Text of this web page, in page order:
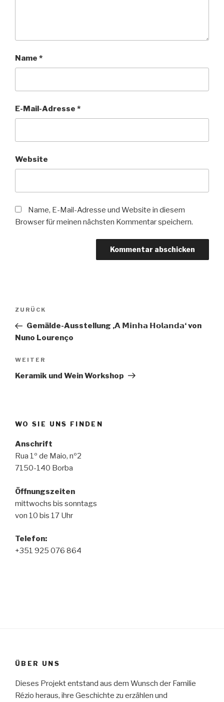
Name *
E-Mail-Adresse *
Website
Name, E-Mail-Adresse und Website in diesem
Browser für meinen nächsten Kommentar speichern.
Beitragsnavigation
Vorheriger
Beitrag
ZURÜCK
Gemälde-Ausstellung ‚𝗔 𝗠𝗶𝗻𝗵𝗮 𝗛𝗼𝗹𝗮𝗻𝗱𝗮‘ von
Nuno Lourenço
Nächster
Beitrag
WEITER
Keramik und Wein Workshop
WO SIE UNS FINDEN
Anschrift
Rua 1º de Maio, nº2
7150-140 Borba
Öffnungszeiten
mittwochs bis sonntags
von 10 bis 17 Uhr
Telefon:
+351 925 076 864
ÜBER UNS
Dieses Projekt entstand aus dem Wunsch der Familie
Rézio heraus, ihre Geschichte zu erzählen und